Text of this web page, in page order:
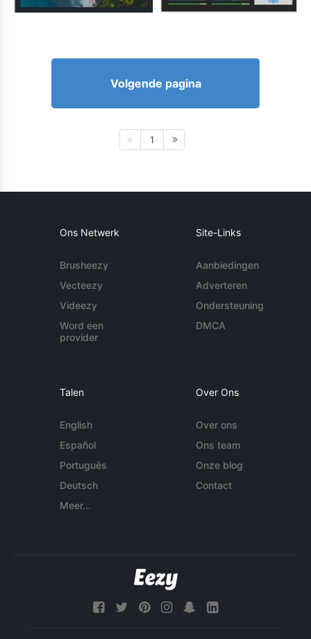
Volgende pagina
1
Ons Netwerk
Brusheezy
Vecteezy
Videezy
Word een
provider
Site-Links
Aanbiedingen
Adverteren
Ondersteuning
DMCA
Talen
English
Español
Português
Deutsch
Meer...
Over Ons
Over ons
Ons team
Onze blog
Contact